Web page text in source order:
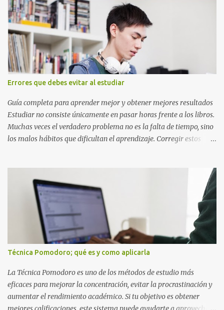
de letras que va desde la E hasta la I , las cuales puedes ver
detalladamente en la siguiente imagen, donde hemos unificados
las 5 letras en una sola imagen. Letras individuales para descargar
Letra E color azul Letra F color rojo Letra G color Verde Letra H
Letra I Estas letras no solo destacan por sus colores vibrantes y su
diseño geométrico inspirado en el Reino Champiñón, sino que
también representan elementos clave de la saga: · E de Estrella :
El ítem que nos da la invencibilidad necesaria para atravesar
cualquier obstáculo. · ...
Errores que debes evitar al estudiar
Guía completa para aprender mejor y obtener mejores resultados
Estudiar no consiste únicamente en pasar horas frente a los libros.
Muchas veces el verdadero problema no es la falta de tiempo, sino
los malos hábitos que dificultan el aprendizaje. Corregir estos
cuáles son los errores más comunes al estudiar, por qué afectan tu
rendimiento y qué puedes hacer para evitarlos. Si eres estudiante
de primaria, secundaria, bachillerato o universidad, estos consejos
te ayudarán a desarrollar hábitos de estudio mucho más efectivos.
¿Por qué es importante identificar los errores al estudiar? Muchas
personas creen que estudiar durante varias horas garantiza
buenos resultados. Sin embargo, la calidad del estudio es mucho
más importante que la cantidad de tiempo invertido. Cuando
detectas y corrige...
Técnica Pomodoro; qué es y como aplicarla
La Técnica Pomodoro es uno de los métodos de estudio más
eficaces para mejorar la concentración, evitar la procrastinación y
aumentar el rendimiento académico. Si tu objetivo es obtener